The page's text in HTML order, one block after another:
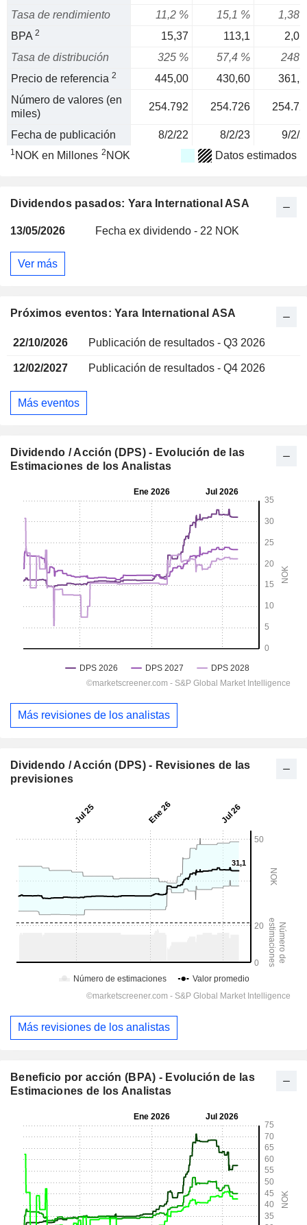
Tasa de rendimiento
11,2 % 15,1 %
1,38
BPA 2 15,37 113,1
Tasa de distribución
325 % 57,4 %
248
Precio de referencia 2 445,00 430,60
Número de valores (en
miles)
254.792 254.726
Fecha de publicación 8/2/22 8/2/23 9/2/
1 NOK en Millones 2 NOK Datos estimados
Dividendos pasados: Yara International ASA
13/05/2026 Fecha ex dividendo - 22 NOK
Ver más
Próximos eventos: Yara International ASA
22/10/2026 Publicación de resultados - Q3 2026
12/02/2027 Publicación de resultados - Q4 2026
Más eventos
Dividendo / Acción (DPS) - Evolución de las
Estimaciones de los Analistas
Más revisiones de los analistas
Dividendo / Acción (DPS) - Revisiones de las
previsiones
Más revisiones de los analistas
Beneficio por acción (BPA) - Evolución de las
Estimaciones de los Analistas